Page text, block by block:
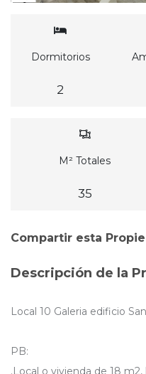
Dormitorios
2
M² Totales
35
Compartir esta
Descripción de la
Local 10 Galeria edificio
PB: